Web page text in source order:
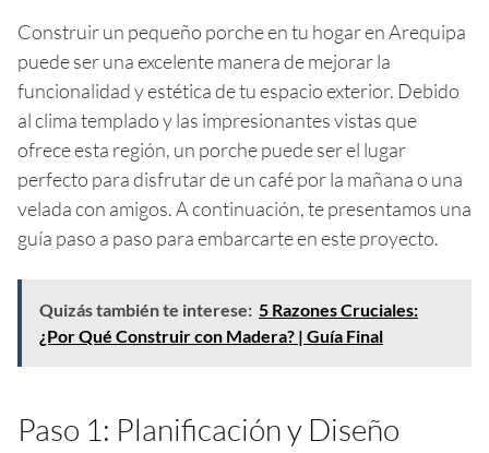
Construir un pequeño porche en tu hogar en Arequipa
puede ser una excelente manera de mejorar la
funcionalidad y estética de tu espacio exterior. Debido
al clima templado y las impresionantes vistas que
ofrece esta región, un porche puede ser el lugar
perfecto para disfrutar de un café por la mañana o una
velada con amigos. A continuación, te presentamos una
guía paso a paso para embarcarte en este proyecto.
Quizás también te interese: 5 Razones Cruciales:
¿Por Qué Construir con Madera? | Guía Final
Paso 1: Planificación y Diseño